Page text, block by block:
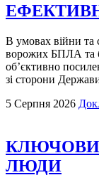
В умовах війни та
ворожих БПЛА та
об’єктивно
зі сторони
5 Серпня 2026
ЛЮДИ